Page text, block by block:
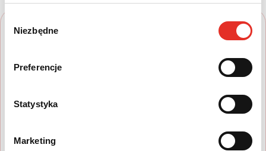
zgody
Niezbędne
Preferencje
Statystyka
MarketingZapoznaj się z nasza ofertą, aby wybrać